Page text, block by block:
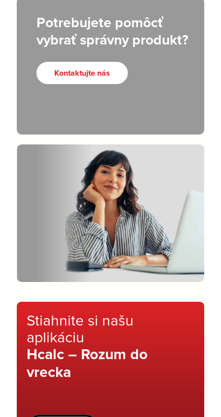
Potrebujete pomôcť
vybrať správny produkt?
Kontaktujte nás
Stiahnite si našu
aplikáciu
Hcalc – Rozum do
vrecka